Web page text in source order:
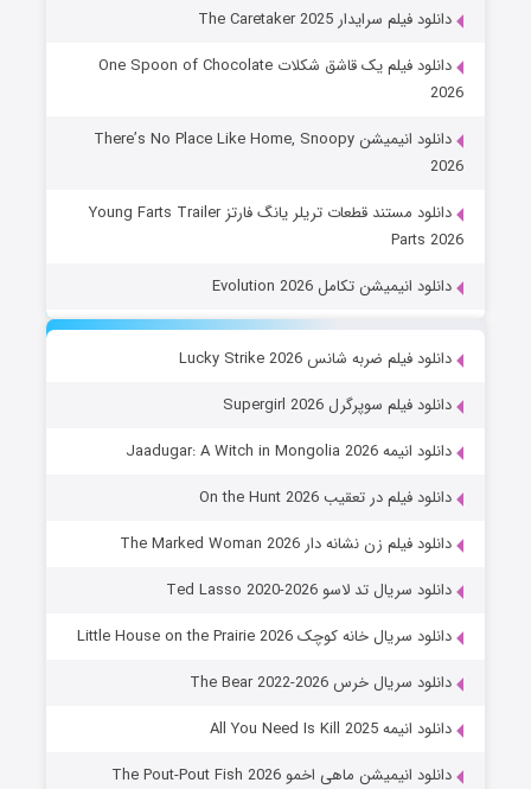
دانلود فیلم سرایدار The Caretaker 2025
دانلود فیلم یک قاشق شکلات One Spoon of Chocolate
2026
دانلود انیمیشن There’s No Place Like Home, Snoopy
2026
دانلود مستند قطعات تریلر یانگ فارتز Young Farts Trailer
Parts 2026
دانلود انیمیشن تکامل Evolution 2026
دانلود فیلم ضربه شانس Lucky Strike 2026
دانلود فیلم سوپرگرل Supergirl 2026
دانلود انیمه Jaadugar: A Witch in Mongolia 2026
دانلود فیلم در تعقیب On the Hunt 2026
دانلود فیلم زن نشانه دار The Marked Woman 2026
دانلود سریال تد لاسو Ted Lasso 2020-2026
دانلود سریال خانه کوچک Little House on the Prairie 2026
دانلود سریال خرس The Bear 2022-2026
دانلود انیمه All You Need Is Kill 2025
دانلود انیمیشن ماهی اخمو The Pout-Pout Fish 2026